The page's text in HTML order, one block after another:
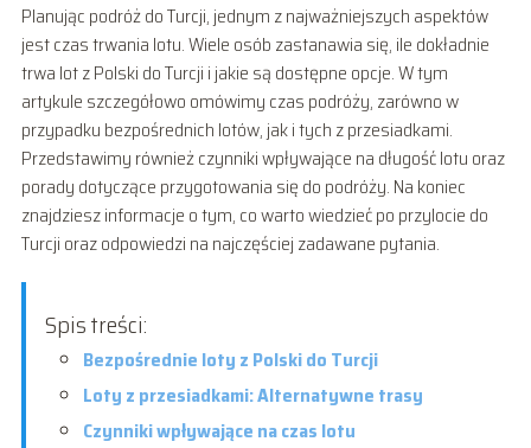
Planując podróż do Turcji, jednym z najważniejszych aspektów
jest czas trwania lotu. Wiele osób zastanawia się, ile dokładnie
trwa lot z Polski do Turcji i jakie są dostępne opcje. W tym
artykule szczegółowo omówimy czas podróży, zarówno w
przypadku bezpośrednich lotów, jak i tych z przesiadkami.
Przedstawimy również czynniki wpływające na długość lotu oraz
porady dotyczące przygotowania się do podróży. Na koniec
znajdziesz informacje o tym, co warto wiedzieć po przylocie do
Turcji oraz odpowiedzi na najczęściej zadawane pytania.
Spis treści:
Bezpośrednie loty z Polski do Turcji
Loty z przesiadkami: Alternatywne trasy
Czynniki wpływające na czas lotu